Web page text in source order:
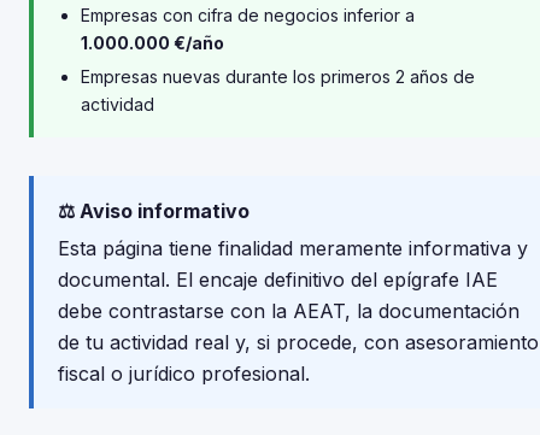
Empresas con cifra de negocios inferior a
1.000.000 €/año
Empresas nuevas durante los primeros 2 años de
actividad
⚖️ Aviso informativo
Esta página tiene finalidad meramente informativa y
documental. El encaje definitivo del epígrafe IAE
debe contrastarse con la AEAT, la documentación
de tu actividad real y, si procede, con asesoramiento
fiscal o jurídico profesional.